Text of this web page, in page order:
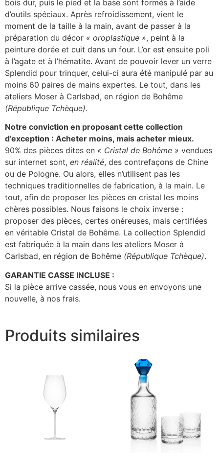
bois dur, puis le pied et la base sont formés à l’aide
d’outils spéciaux. Après refroidissement, vient le
moment de la taille à la main, avant de passer à la
préparation du décor « oroplastique », peint à la
peinture dorée et cuit dans un four. L’or est ensuite poli
à l’agate et à l’hématite. Avant de pouvoir lever un verre
Splendid pour trinquer, celui-ci aura été manipulé par au
moins 60 paires de mains expertes. Le tout, dans les
ateliers Moser à Carlsbad, en région de Bohême
(République Tchèque).
Notre conviction en proposant cette collection
d’exception : Acheter moins, mais acheter mieux.
90% des pièces dites en « Cristal de Bohême » vendues
sur internet sont, en réalité, des contrefaçons de Chine
ou de Pologne. Ou alors, elles n’utilisent pas les
techniques traditionnelles de fabrication, à la main. Le
tout, afin de proposer les pièces en cristal les moins
chères possibles. Nous faisons le choix inverse :
proposer des pièces, certes onéreuses, mais certifiées
en véritable Cristal de Bohême. La collection Splendid
est fabriquée à la main dans les ateliers Moser à
Carlsbad, en région de Bohême (République Tchèque).
GARANTIE CASSE INCLUSE :
Si la pièce arrive cassée, nous vous en envoyons une
nouvelle, à nos frais.
Produits similaires